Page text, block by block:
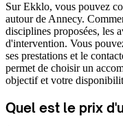
Sur Ekklo, vous pouvez
autour de Annecy.
disciplines proposées, les
d'intervention. Vous
ses prestations et le
permet de choisir un
objectif et votre
Quel est le prix